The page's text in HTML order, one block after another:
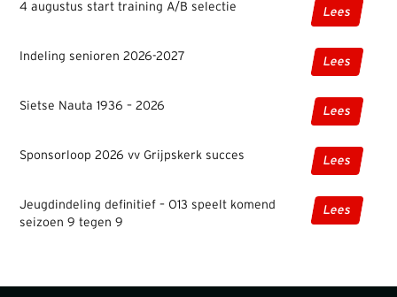
4 augustus start training A/B selectie Lees
Indeling senioren 2026-2027 Lees
Sietse Nauta 1936 – 2026 Lees
Sponsorloop 2026 vv Grijpskerk succes Lees
Jeugdindeling definitief – O13 speelt komend
seizoen 9 tegen 9
Lees